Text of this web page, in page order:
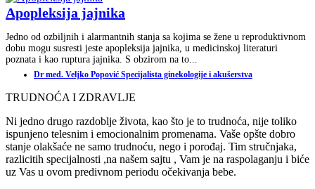
Apopleksija jajnika
Jedno od ozbiljnih i alarmantnih stanja sa kojima se žene u reproduktivnom
dobu mogu susresti jeste apopleksija jajnika, u medicinskoj literaturi
poznata i kao ruptura jajnika. S obzirom na to...
Dr med. Veljko Popović Specijalista ginekologije i akušerstva
TRUDNOĆA I ZDRAVLJE
Ni jedno drugo razdoblje života, kao što je to trudnoća, nije toliko
ispunjeno telesnim i emocionalnim promenama. Vaše opšte dobro
stanje olakšaće ne samo trudnoću, nego i porođaj. Tim stručnjaka,
razlicitih specijalnosti ,na našem sajtu , Vam je na raspolaganju i biće
uz Vas u ovom predivnom periodu očekivanja bebe.